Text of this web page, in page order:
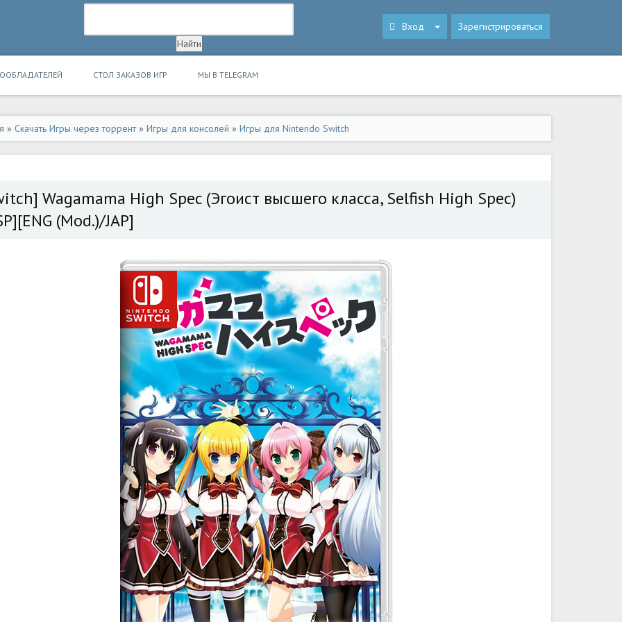
Вход Зарегистрироваться
СТОЛ ЗАКАЗОВ ИГР МЫ В TELEGRAM
» Скачать Игры через торрент» Игры для консолей » Игры для Nintendo Switch
Wagamama High Spec (Эгоист высшего класса, Selfish High Spec)
(Mod.)/JAP]